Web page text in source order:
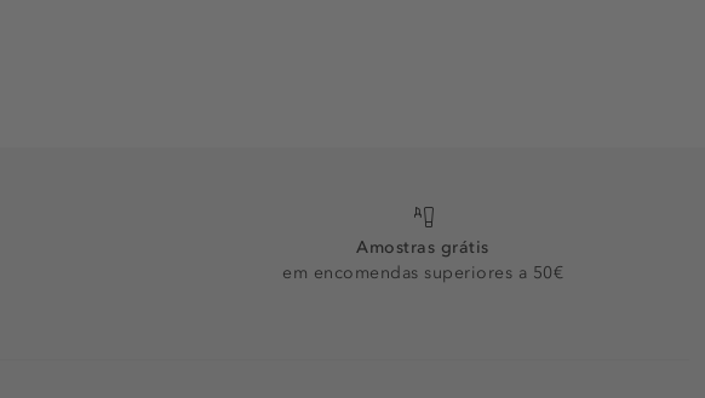
Amostras grátis
em encomendas superiores a 50€